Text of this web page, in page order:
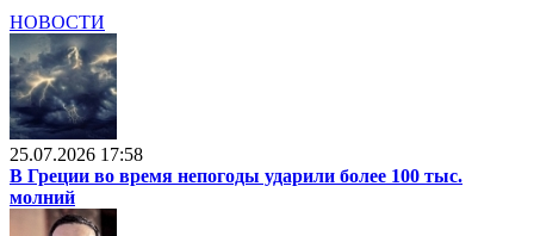
НОВОСТИ
25.07.2026 17:58
В Греции во время непогоды ударили более 100 тыс.
молний